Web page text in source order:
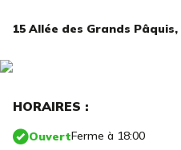
15 Allée des Grands Pâquis,
HORAIRES :
OuvertFerme à 18:00